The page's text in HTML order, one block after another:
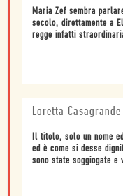
Maria Zef sembra
secolo, direttamente a
regge infatti
Loretta Casagrande
Il titolo, solo un nome
ed è come si desse
sono state soggiogate e